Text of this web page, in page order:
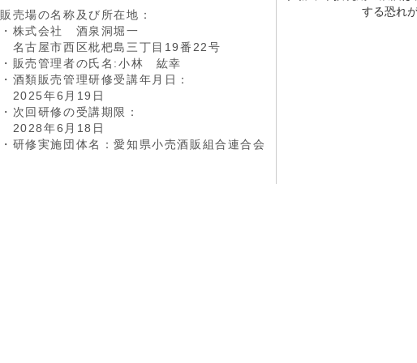
販売場の名称及び所在地：
・株式会社 酒泉洞堀一
名古屋市西区枇杷島三丁目19番22号
・販売管理者の氏名:小林 紘幸
・酒類販売管理研修受講年月日：
2025年6月19日
・次回研修の受講期限：
2028年6月18日
・研修実施団体名：愛知県小売酒販組合連合会
する恐れ